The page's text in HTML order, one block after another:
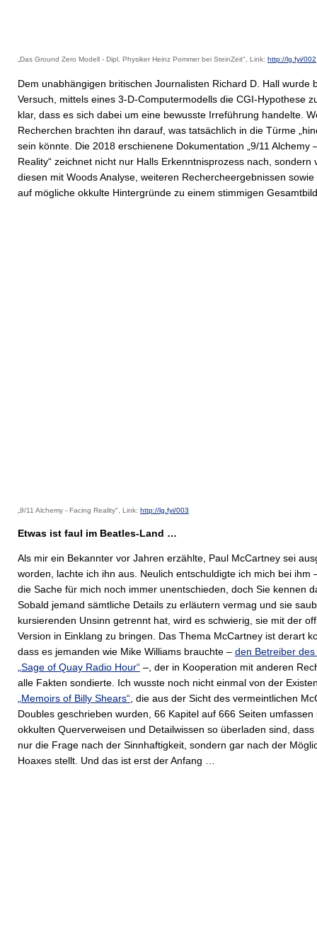
„Das Ground Zero Modell - Dipl. Physiker Heinz Pommer bei SteinZeit", Link: http://lg.fyi/002
Dem unabhängigen britischen Journalisten Richard D. Hall wurde
Versuch, mittels eines 3-D-Computermodells die CGI-Hypothese
klar, dass es sich dabei um eine bewusste Irreführung handelte.
Recherchen brachten ihn darauf, was tatsächlich in die Türme
sein könnte. Die 2018 erschienene Dokumentation „9/11 Alchemy
Reality“ zeichnet nicht nur Halls Erkenntnisprozess nach, sondern
diesen mit Woods Analyse, weiteren Rechercheergebnissen sowie
auf mögliche okkulte Hintergründe zu einem stimmigen
„9/11 Alchemy - Facing Reality", Link: http://lg.fyi/003
Etwas ist faul im Beatles-Land …
Als mir ein Bekannter vor Jahren erzählte, Paul McCartney sei
worden, lachte ich ihn aus. Neulich entschuldigte ich mich bei ihm
die Sache für mich noch immer unentschieden, doch Sie kennen
Sobald jemand sämtliche Details zu erläutern vermag und sie
kursierenden Unsinn getrennt hat, wird es schwierig, sie mit der
Version in Einklang zu bringen. Das Thema McCartney ist derart
dass es jemanden wie Mike Williams brauchte – den Betreiber
„Sage of Quay Radio Hour“ –, der in Kooperation mit anderen
alle Fakten sondierte. Ich wusste noch nicht einmal von der
„Memoirs of Billy Shears“ , die aus der Sicht des vermeintlichen
Doubles geschrieben wurden, 66 Kapitel auf 666 Seiten umfassen
okkulten Querverweisen und Detailwissen so überladen sind, dass
nur die Frage nach der Sinnhaftigkeit, sondern gar nach der
Hoaxes stellt. Und das ist erst der Anfang …